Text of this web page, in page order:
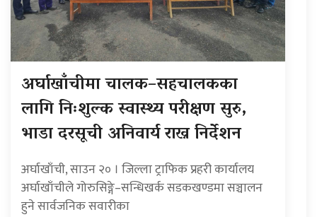
अर्घाखाँचीमा चालक–सहचालकका
लागि निःशुल्क स्वास्थ्य परीक्षण सुरु,
भाडा दरसूची अनिवार्य राख्न निर्देशन
अर्घाखाँची, साउन २० । जिल्ला ट्राफिक प्रहरी कार्यालय
अर्घाखाँचीले गोरुसिङ्गे–सन्धिखर्क सडकखण्डमा सञ्चालन
हुने सार्वजनिक सवारीका